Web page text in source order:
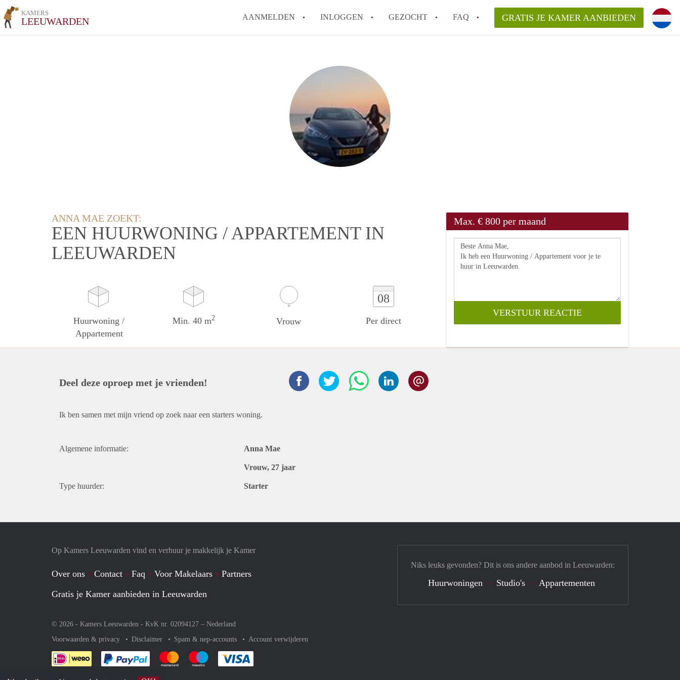
KAMERS
LEEUWARDEN AANMELDEN INLOGGEN GEZOCHT FAQ
Berekent KamersLeeuwarden
makelaarsvergoeding/bemiddelingsvergoeding?
Is KamersLeeuwarden verantwoordelijk voor de aangeboden Kamer /
Kamers in Leeuwarden?
Waar kan ik opletten tijdens een bezichtiging van een Kamer in
Leeuwarden?
GRATIS JE KAMER AANBIEDEN
ANNA MAE ZOEKT:
EEN HUURWONING / APPARTEMENT IN
LEEUWARDEN
Huurwoning /
Appartement
Min. 40 m2 Vrouw
08
Per direct
Max. € 800 per maand
Deel deze oproep met je vrienden!
Ik ben samen met mijn vriend op zoek naar een starters woning.
Algemene informatie: Anna Mae
Vrouw, 27 jaar
Type huurder: Starter
Op Kamers Leeuwarden vind en verhuur je makkelijk je Kamer
Over ons Contact Faq Voor Makelaars
Partners
Gratis je Kamer aanbieden in Leeuwarden
© 2026 - Kamers Leeuwarden - KvK nr. 02094127 – Nederland
Voorwaarden & privacy
Disclaimer Spam & nep-accounts Account verwijderen
Je rekent gemakkelijk af met Paypal
Je rekent gemakkelijk af met Mastercard
Je rekent gemakkelijk af met Meastro
Niks leuks gevonden? Dit is ons andere aanbod in Leeuwarden:
Huurwoningen Studio's Appartementen